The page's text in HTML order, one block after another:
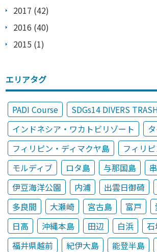
2017 (42)
2016 (40)
2015 (1)
エリアタグ
PADI Course
SDGs14 DIVERS
インドネシア・ワカトビリゾート
フィリピン・ディマクヤ島
フィリ
モルディブ
ロタ島 与那国島
伊豆海洋公園
内浦 出雲日御碕
多良間
大瀬崎 宮古島 富戸
日高
沖縄本島 田辺 白浜
福井県越前
紀伊大島 能登半島